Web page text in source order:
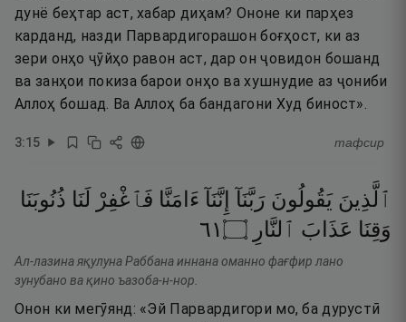
дунё беҳтар аст, хабар диҳам? Ононе ки парҳез
карданд, назди Парвардигорашон боғҳост, ки аз
зери онҳо ҷӯйҳо равон аст, дар он ҷовидон бошанд
ва занҳои покиза барои онҳо ва хушнудие аз ҷониби
Аллоҳ бошад. Ва Аллоҳ ба бандагони Худ биност».
3:15 тафсир
ٱلَّذِينَ يَقُولُونَ رَبَّنَآ إِنَّنَآ ءَامَنَّا فَٱغْفِرْ لَنَا ذُنُوبَنَا
وَقِنَا عَذَابَ ٱلنَّارِ ۝١٦
Ал-лазина яқулуна Раббана иннана оманно фағфир лано
зунубано ва қино ъазоба-н-нор.
Онон ки мегӯянд: «Эй Парвардигори мо, ба дурустӣ